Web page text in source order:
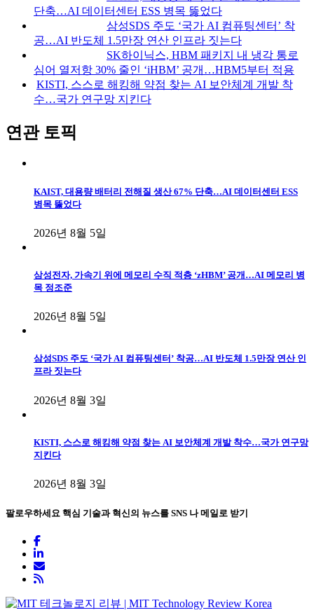
단축…AI 데이터센터 ESS 병목 뚫었다
삼성SDS 주도 ‘국가 AI 컴퓨팅센터’ 착
공…AI 반도체 1.5만장 연산 인프라 짓는다
SK하이닉스, HBM 패키지 내 냉각 통로
심어 열저항 30% 줄인 ‘iHBM’ 공개…HBM5부터 적용
KISTI, 스스로 해킹해 약점 찾는 AI 보안체계 개발 착
수…국가 연구망 지킨다
연관 토픽
KAIST, 대용량 배터리 전해질 생산 67% 단축…AI 데이터센터 ESS
병목 뚫었다
2026년 8월 5일
삼성전자, 가속기 위에 메모리 수직 적층 ‘zHBM’ 공개…AI 메모리 병
목 정조준
2026년 8월 5일
삼성SDS 주도 ‘국가 AI 컴퓨팅센터’ 착공…AI 반도체 1.5만장 연산 인
프라 짓는다
2026년 8월 3일
KISTI, 스스로 해킹해 약점 찾는 AI 보안체계 개발 착수…국가 연구망
지킨다
2026년 8월 3일
팔로우하세요 핵심 기술과 혁신의 뉴스를 SNS 나 메일로 받기